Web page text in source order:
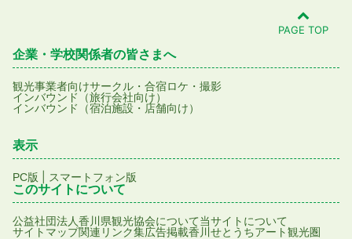
PAGE TOP
企業・学校関係者の皆さまへ
観光事業者向けサークル・合宿ロケ・撮影
インバウンド（旅行会社向け）
インバウンド（宿泊施設・店舗向け）
表示
PC版 スマートフォン版
このサイトについて
公益社団法人香川県観光協会について当サイトについて
サイトマップ関連リンク集広告掲載香川せとうちアート観光圏